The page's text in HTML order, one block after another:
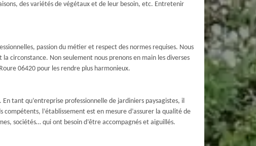
des variétés de végétaux et de leur besoin, etc. Entretenir
passion du métier et respect des normes requises. Nous
circonstance. Non seulement nous prenons en main les diverses
06420 pour les rendre plus harmonieux.
tant qu’entreprise professionnelle de jardiniers paysagistes, il
l’établissement est en mesure d’assurer la qualité de
sociétés… qui ont besoin d’être accompagnés et aiguillés.